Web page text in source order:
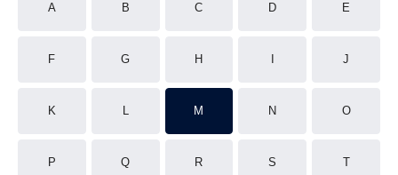
A B C D E
F G H J
K L M N O
P Q R S T